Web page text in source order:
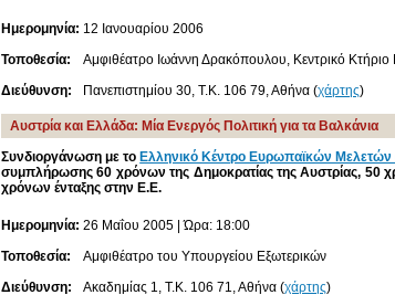
Ημερομηνία: 12 Ιανουαρίου 2006
Τοποθεσία:
Αμφιθέατρο Ιωάννη Δρακόπουλου, Κεντρικό
Διεύθυνση:
Πανεπιστημίου 30, Τ.Κ. 106 79, Αθήνα (χάρτης)
Αυστρία και Ελλάδα: Μία Ενεργός Πολιτική για τα Βαλκάνια
Συνδιοργάνωση με το Ελληνικό Κέντρο Ευρωπαϊκών
συμπλήρωσης 60 χρόνων της Δημοκρατίας της Αυστρίας, 50
χρόνων ένταξης στην Ε.Ε.
Ημερομηνία: 26 Μαΐου 2005 | Ώρα: 18:00
Τοποθεσία:
Αμφιθέατρο του Υπουργείου Εξωτερικών
Διεύθυνση:
Ακαδημίας 1, Τ.Κ. 106 71, Αθήνα (χάρτης)